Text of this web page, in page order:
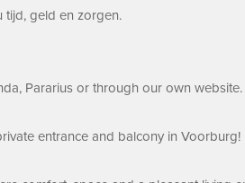
geld en zorgen.
Pararius or through our own
entrance and balcony in Voorburg!